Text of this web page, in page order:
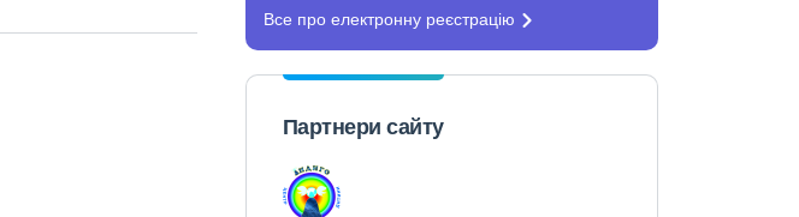
Все про електронну реєстрацію
Партнери сайту